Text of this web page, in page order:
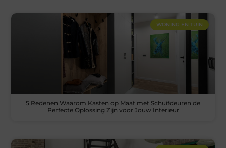
WONING EN TUIN
5 Redenen Waarom Kasten op Maat met Schuifdeuren de
Perfecte Oplossing Zijn voor Jouw Interieur